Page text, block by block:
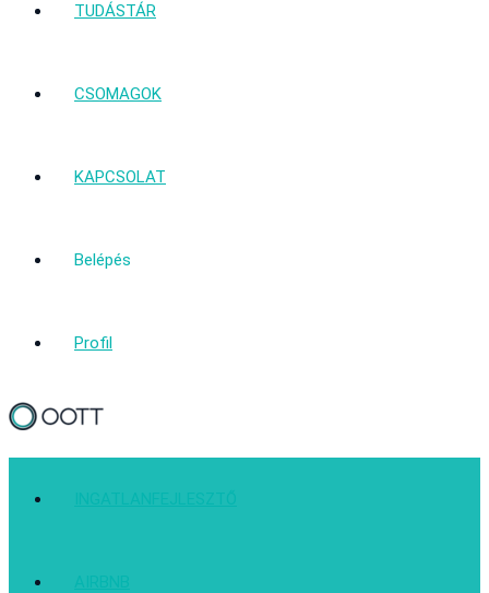
TUDÁSTÁR
CSOMAGOK
KAPCSOLAT
Belépés
Profil
INGATLANFEJLESZTŐ
AIRBNB